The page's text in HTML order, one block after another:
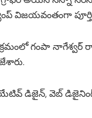
విజయవంతంగా
గంపా నాగేశ్వర్
డిజైన్, వెబ్